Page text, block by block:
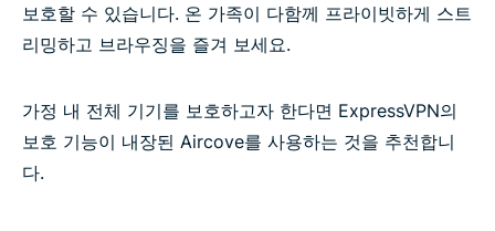
보호할 수 있습니다. 온 가족이 다함께 프라이빗하게 스트
리밍하고 브라우징을 즐겨 보세요.
가정 내 전체 기기를 보호하고자 한다면 ExpressVPN의
보호 기능이 내장된 Aircove를 사용하는 것을 추천합니
다.